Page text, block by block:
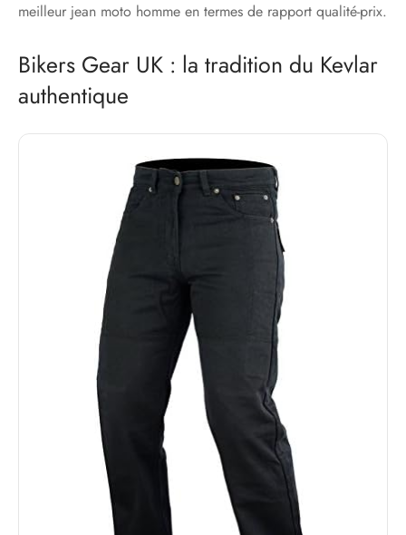
meilleur jean moto homme en termes de rapport qualité-prix.
Bikers Gear UK : la tradition du Kevlar
authentique